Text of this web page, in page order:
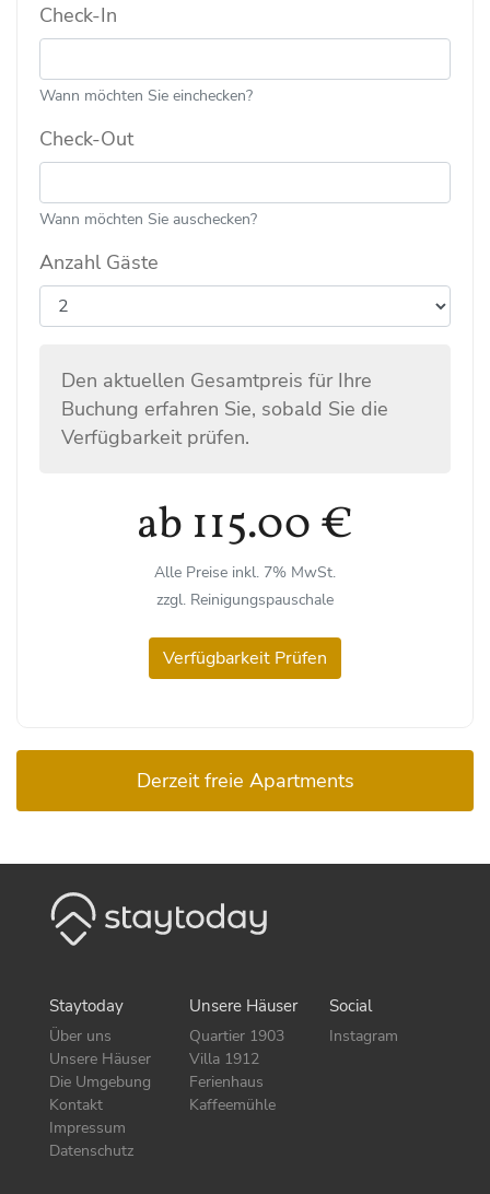
Check-In
Wann möchten Sie einchecken?
Check-Out
Wann möchten Sie auschecken?
Anzahl Gäste
Den aktuellen Gesamtpreis für Ihre
Buchung erfahren Sie, sobald Sie die
Verfügbarkeit prüfen.
ab 115.00 €
Alle Preise inkl. 7% MwSt.
zzgl. Reinigungspauschale
Verfügbarkeit Prüfen
Derzeit freie Apartments
Staytoday
Über uns
Unsere Häuser
Die Umgebung
Kontakt
Impressum
Datenschutz
Unsere Häuser
Quartier 1903
Villa 1912
Ferienhaus
Kaffeemühle
Social
Instagram